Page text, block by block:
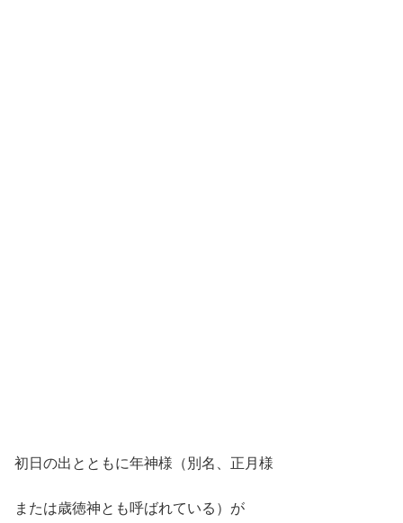
初日の出とともに年神様（別名、正月様
または歳徳神とも呼ばれている）が